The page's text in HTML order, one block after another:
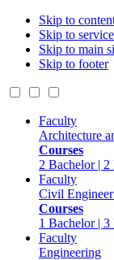
Skip to
Skip to
Skip to main
Skip to footer
Faculty
Architecture
Courses
2 Bachelor | 2
Faculty
Civil
Courses
1 Bachelor |
Faculty
Engineering